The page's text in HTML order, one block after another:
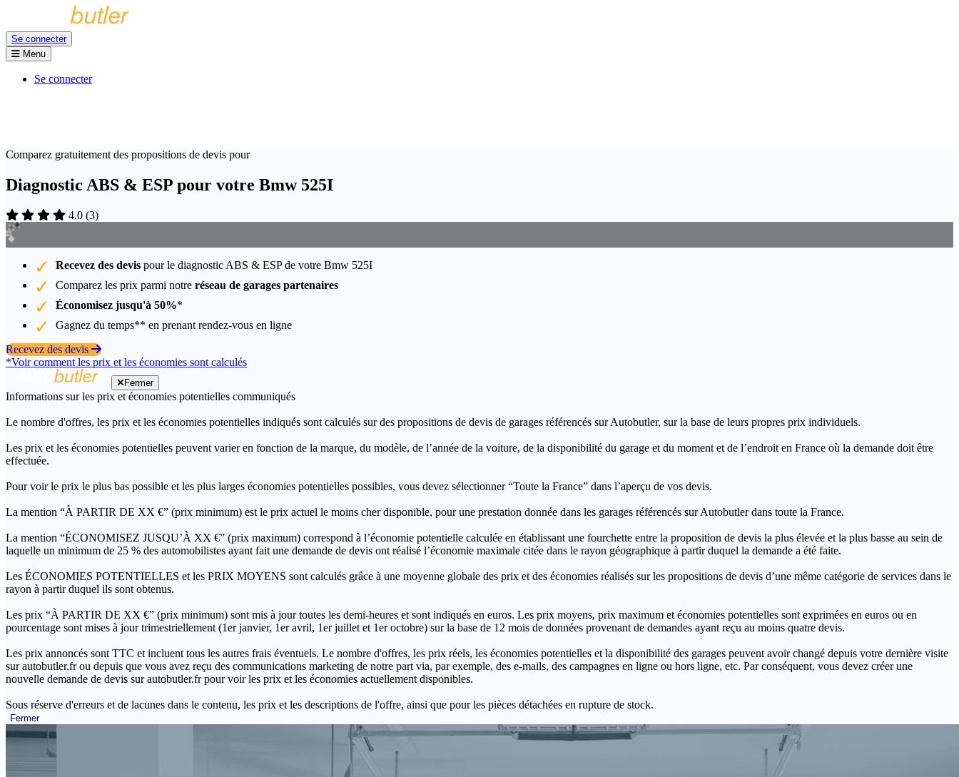
Se connecter
Menu
Se connecter
Comparez gratuitement des propositions de devis pour
Diagnostic ABS & ESP pour votre Bmw 525I
4.0 (3)
Recevez des devis pour le diagnostic ABS & ESP de votre Bmw 525I
Comparez les prix parmi notre réseau de garages partenaires
Économisez jusqu'à 50%*
Gagnez du temps** en prenant rendez-vous en ligne
Recevez des devis
*Voir comment les prix et les économies sont calculés
Fermer
Informations sur les prix et économies potentielles communiqués
Le nombre d'offres, les prix et les économies potentielles indiqués sont calculés sur des propositions de devis de garages référencés sur Autobutler, sur la base de leurs propres prix individuels.
Les prix et les économies potentielles peuvent varier en fonction de la marque, du modèle, de l’année de la voiture, de la disponibilité du garage et du moment et de l’endroit en France où la demande doit être
effectuée.
Pour voir le prix le plus bas possible et les plus larges économies potentielles possibles, vous devez sélectionner “Toute la France” dans l’aperçu de vos devis.
La mention “À PARTIR DE XX €” (prix minimum) est le prix actuel le moins cher disponible, pour une prestation donnée dans les garages référencés sur Autobutler dans toute la France.
La mention “ÉCONOMISEZ JUSQU’À XX €” (prix maximum) correspond à l’économie potentielle calculée en établissant une fourchette entre la proposition de devis la plus élevée et la plus basse au sein de
laquelle un minimum de 25 % des automobilistes ayant fait une demande de devis ont réalisé l’économie maximale citée dans le rayon géographique à partir duquel la demande a été faite.
Les ÉCONOMIES POTENTIELLES et les PRIX MOYENS sont calculés grâce à une moyenne globale des prix et des économies réalisés sur les propositions de devis d’une même catégorie de services dans le
rayon à partir duquel ils sont obtenus.
Les prix “À PARTIR DE XX €” (prix minimum) sont mis à jour toutes les demi-heures et sont indiqués en euros. Les prix moyens, prix maximum et économies potentielles sont exprimées en euros ou en
pourcentage sont mises à jour trimestriellement (1er janvier, 1er avril, 1er juillet et 1er octobre) sur la base de 12 mois de données provenant de demandes ayant reçu au moins quatre devis.
Les prix annoncés sont TTC et incluent tous les autres frais éventuels. Le nombre d'offres, les prix réels, les économies potentielles et la disponibilité des garages peuvent avoir changé depuis votre dernière visite
sur autobutler.fr ou depuis que vous avez reçu des communications marketing de notre part via, par exemple, des e-mails, des campagnes en ligne ou hors ligne, etc. Par conséquent, vous devez créer une
nouvelle demande de devis sur autobutler.fr pour voir les prix et les économies actuellement disponibles.
Sous réserve d'erreurs et de lacunes dans le contenu, les prix et les descriptions de l'offre, ainsi que pour les pièces détachées en rupture de stock.
Fermer